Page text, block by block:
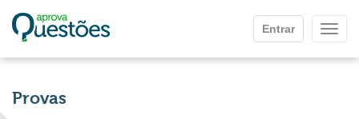
Entrar
Provas